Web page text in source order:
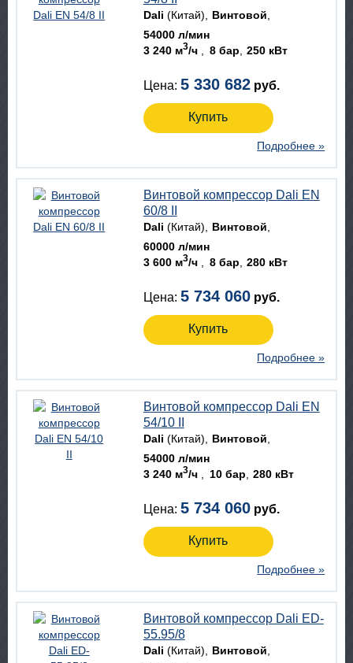
Dali (Китай)
Винтовой
54000 л/мин
3 240 м3/ч 8 бар 250 кВт
Цена: 5 330 682 руб.
Купить
Подробнее »
Винтовой компрессор Dali EN
60/8 II
Dali (Китай)
Винтовой
60000 л/мин
3 600 м3/ч 8 бар 280 кВт
Цена: 5 734 060 руб.
Купить
Подробнее »
Винтовой компрессор Dali EN
54/10 II
Dali (Китай)
Винтовой
54000 л/мин
3 240 м3/ч 10 бар 280 кВт
Цена: 5 734 060 руб.
Купить
Подробнее »
Винтовой компрессор Dali ED-
55.95/8
Dali (Китай)
Винтовой